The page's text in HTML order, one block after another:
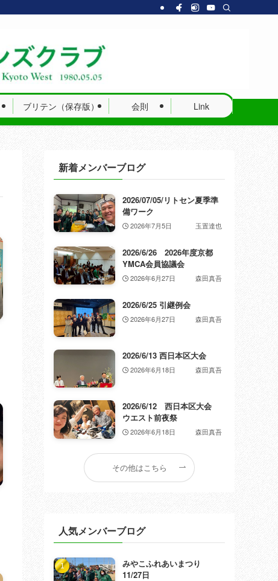
ブリテン（保存版） 会則 Link
新着メンバーブログ
2026/07/05/リトセン夏季準
備ワーク
2026年7月5日 玉置達也
2026/6/26 2026年度京都
YMCA会員協議会
2026年6月27日 森田真吾
2026/6/25 引継例会
2026年6月27日 森田真吾
2026/6/13 西日本区大会
2026年6月18日 森田真吾
2026/6/12 西日本区大会
ウエスト前夜祭
2026年6月18日 森田真吾
その他はこちら
人気メンバーブログ
みやこふれあいまつり
11/27日